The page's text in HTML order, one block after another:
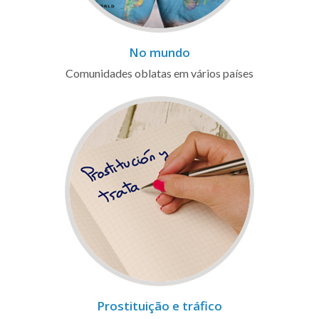
No mundo
Comunidades oblatas em vários países
Prostituição e tráfico